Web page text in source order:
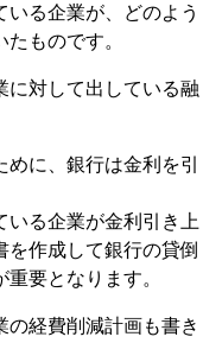
る企業が、どのよう
ものです。
に対して出している融
に、銀行は金利を引
いる企業が金利引き上
作成して銀行の貸倒
要となります。
の経費削減計画も書き